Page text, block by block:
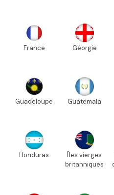
France Géorgie
Guadeloupe Guatemala
Honduras
Îles vierges
britanniques